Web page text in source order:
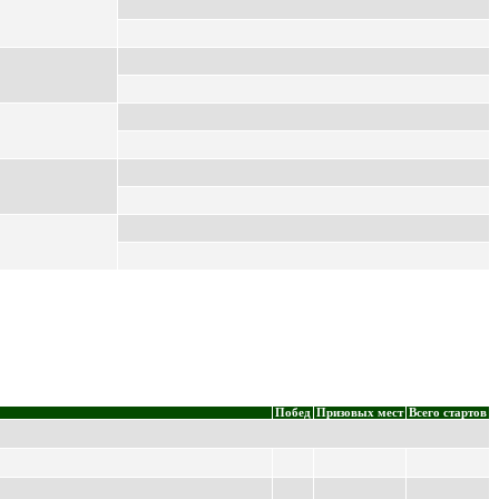
Побед Призовых мест Всего стартов